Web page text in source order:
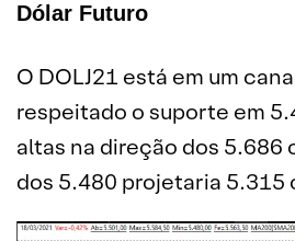
Dólar Futuro
O DOLJ21 está em um
respeitado o suporte em
altas na direção dos 5.686
dos 5.480 projetaria 5.315